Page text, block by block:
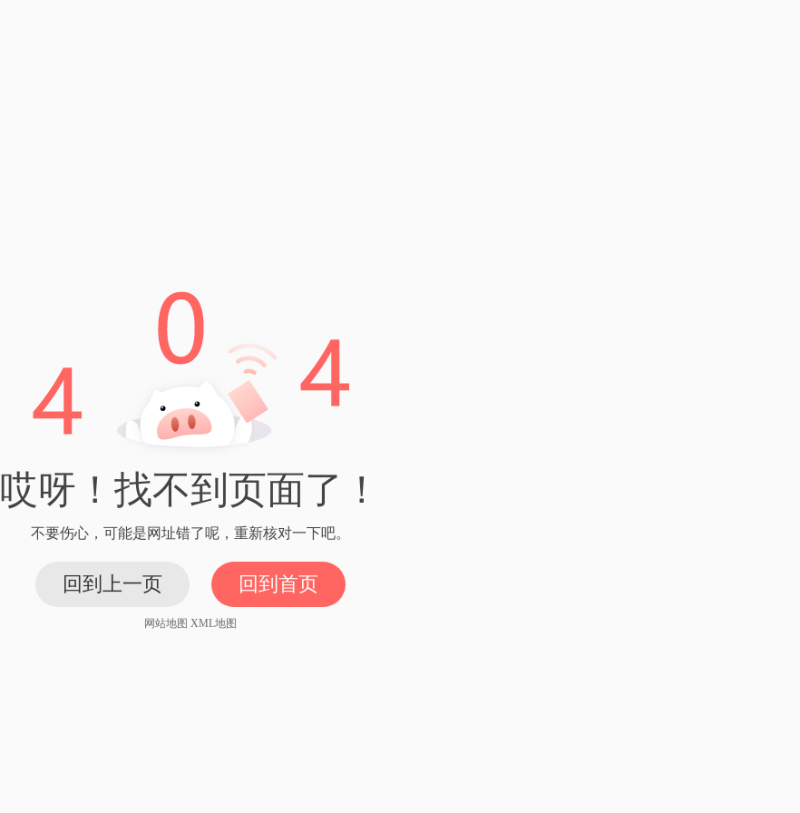
哎呀！找不到页面了！
不要伤心，可能是网址错了呢，重新核对一下吧。
回到上一页 回到首页
网站地图 XML地图